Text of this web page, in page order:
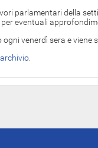
parlamentari della
eventuali
venerdì sera e
archivio